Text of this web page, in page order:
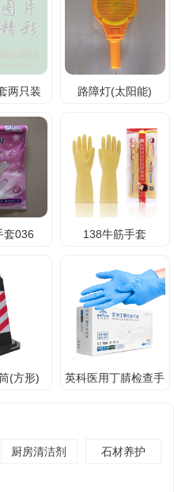
两只装 路障灯(太阳能)
套036 138牛筋手套
(方形)
英科医用丁腈检查手
厨房清洁剂 石材养护